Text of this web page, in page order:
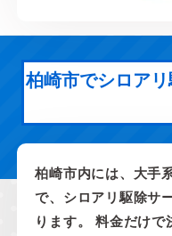
柏崎市でシロア
柏崎市内には、大手
で、シロアリ駆除サ
ります。 料金だけ